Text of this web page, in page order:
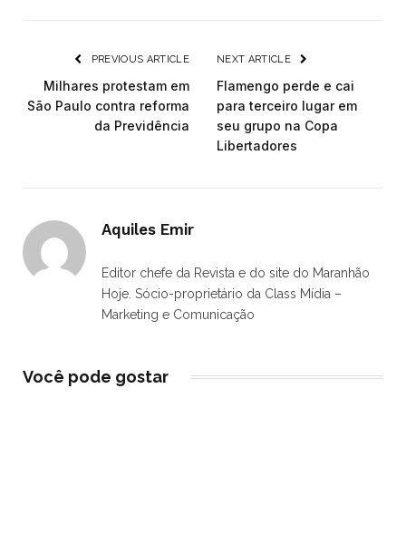
PREVIOUS ARTICLE
Milhares protestam em
São Paulo contra reforma
da Previdência
NEXT ARTICLE
Flamengo perde e cai
para terceiro lugar em
seu grupo na Copa
Libertadores
Aquiles Emir
Editor chefe da Revista e do site do Maranhão
Hoje. Sócio-proprietário da Class Mídia –
Marketing e Comunicação
Você pode gostar